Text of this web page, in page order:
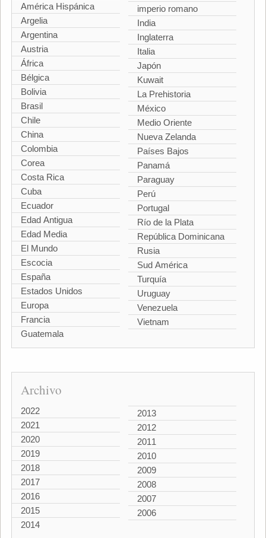
América Hispánica
Argelia
Argentina
Austria
África
Bélgica
Bolivia
Brasil
Chile
China
Colombia
Corea
Costa Rica
Cuba
Ecuador
Edad Antigua
Edad Media
El Mundo
Escocia
España
Estados Unidos
Europa
Francia
Guatemala
imperio romano
India
Inglaterra
Italia
Japón
Kuwait
La Prehistoria
México
Medio Oriente
Nueva Zelanda
Países Bajos
Panamá
Paraguay
Perú
Portugal
Río de la Plata
República Dominicana
Rusia
Sud América
Turquía
Uruguay
Venezuela
Vietnam
Archivo
2022
2021
2020
2019
2018
2017
2016
2015
2014
2013
2012
2011
2010
2009
2008
2007
2006